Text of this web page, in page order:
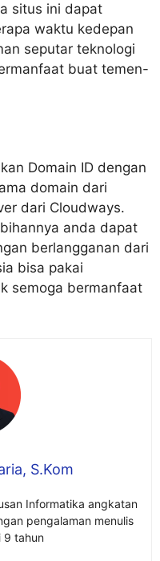
situs ini dapat
waktu kedepan
seputar teknologi
buat temen-
Domain ID dengan
domain dari
dari Cloudways.
anda dapat
berlangganan dari
bisa pakai
semoga bermanfaat
S.Kom
Informatika angkatan
pengalaman menulis
9 tahun